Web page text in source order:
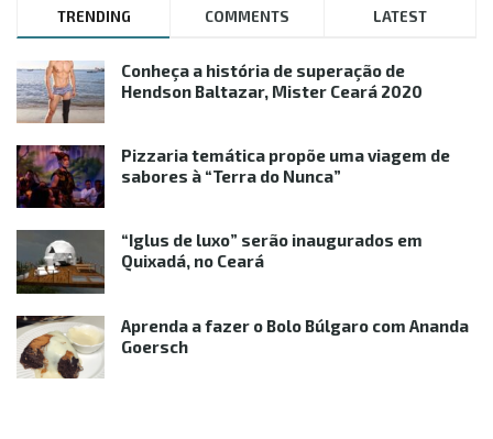
TRENDING COMMENTS LATEST
Conheça a história de superação de
Hendson Baltazar, Mister Ceará 2020
Pizzaria temática propõe uma viagem de
sabores à “Terra do Nunca”
“Iglus de luxo” serão inaugurados em
Quixadá, no Ceará
Aprenda a fazer o Bolo Búlgaro com Ananda
Goersch